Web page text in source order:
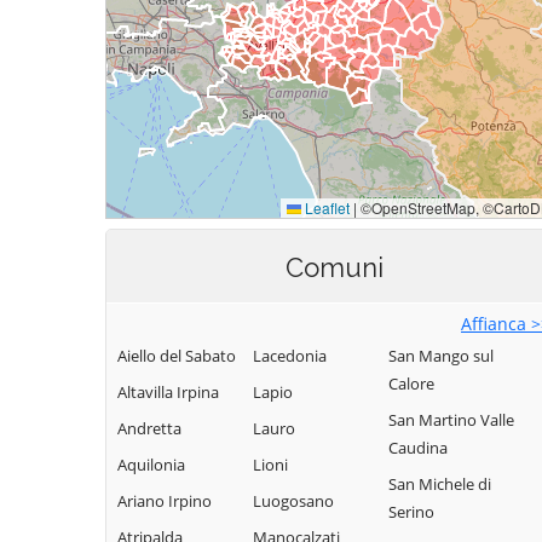
Comuni
Affianca
Aiello del Sabato
Altavilla Irpina
Andretta
Aquilonia
Ariano Irpino
Atripalda
Lacedonia
Lapio
Lauro
Lioni
Luogosano
Manocalzati
San Mango sul
Calore
San Martino Valle
Caudina
San Michele di
Serino